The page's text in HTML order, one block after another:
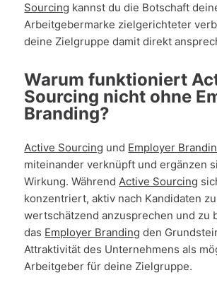
Sourcing kannst du die Botschaft
Arbeitgebermarke zielgerichteter
deine Zielgruppe damit direkt
Warum funktioniert
Sourcing nicht ohne
Branding?
Active Sourcing und Employer
miteinander verknüpft und ergänzen
Wirkung. WährendActive Sourcing
konzentriert, aktiv nach Kandidaten
wertschätzend anzusprechen und zu
das Employer Branding den
Attraktivität des Unternehmens als
Arbeitgeber für deine Zielgruppe.